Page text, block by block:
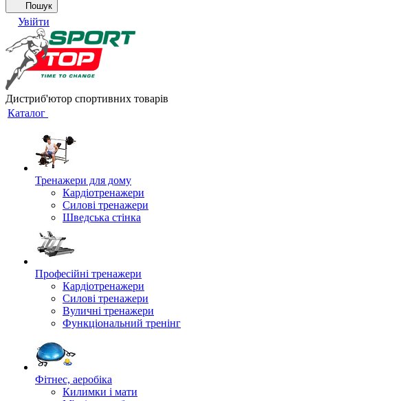
Пошук
Увійти
Дистриб'ютор спортивних товарів
Каталог
Тренажери для дому
Кардіотренажери
Силові тренажери
Шведська стінка
Професійні тренажери
Кардіотренажери
Силові тренажери
Вуличні тренажери
Функціональний тренінг
Фітнес, аеробіка
Килимки і мати